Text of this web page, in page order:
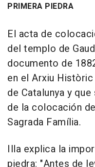
PRIMERA PIEDRA
El acta de
del templo de
documento de
en el Arxiu
de Catalunya y
de la colocación
Sagrada Família.
Illa explica la
piedra: "Antes de